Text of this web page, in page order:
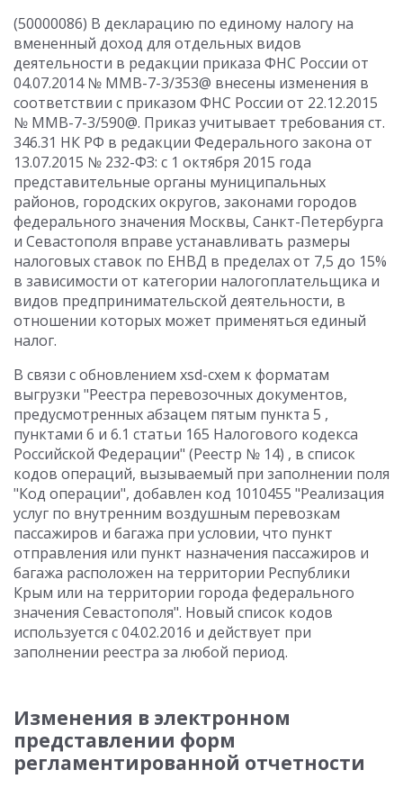
(50000086) В декларацию по единому налогу на
вмененный доход для отдельных видов
деятельности в редакции приказа ФНС России от
04.07.2014 № ММВ-7-3/353@ внесены изменения в
соответствии с приказом ФНС России от 22.12.2015
№ ММВ-7-3/590@. Приказ учитывает требования ст.
346.31 НК РФ в редакции Федерального закона от
13.07.2015 № 232-ФЗ: с 1 октября 2015 года
представительные органы муниципальных
районов, городских округов, законами городов
федерального значения Москвы, Санкт-Петербурга
и Севастополя вправе устанавливать размеры
налоговых ставок по ЕНВД в пределах от 7,5 до 15%
в зависимости от категории налогоплательщика и
видов предпринимательской деятельности, в
отношении которых может применяться единый
налог.
В связи с обновлением xsd-схем к форматам
выгрузки "Реестра перевозочных документов,
предусмотренных абзацем пятым пункта 5 ,
пунктами 6 и 6.1 статьи 165 Налогового кодекса
Российской Федерации" (Реестр № 14) , в список
кодов операций, вызываемый при заполнении поля
"Код операции", добавлен код 1010455 "Реализация
услуг по внутренним воздушным перевозкам
пассажиров и багажа при условии, что пункт
отправления или пункт назначения пассажиров и
багажа расположен на территории Республики
Крым или на территории города федерального
значения Севастополя". Новый список кодов
используется с 04.02.2016 и действует при
заполнении реестра за любой период.
Изменения в электронном
представлении форм
регламентированной отчетности